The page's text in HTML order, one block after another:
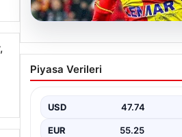
Göztepe para
satış geliyor
Piyasa Verileri
USD 47.74
EUR 55.25